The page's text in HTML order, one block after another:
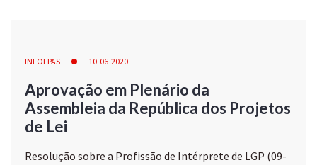
INFOFPAS 10-06-2020
Aprovação em Plenário da
Assembleia da República dos Projetos
de Lei
Resolução sobre a Profissão de Intérprete de LGP (09-